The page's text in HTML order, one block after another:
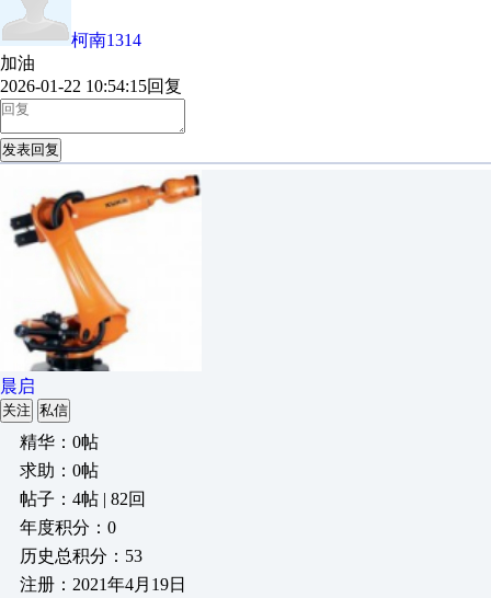
柯南1314
加油
2026-01-22 10:54:15回复
发表回复
晨启
关注 私信
精华：0帖
求助：0帖
帖子：4帖 | 82回
年度积分：0
历史总积分：53
注册：2021年4月19日